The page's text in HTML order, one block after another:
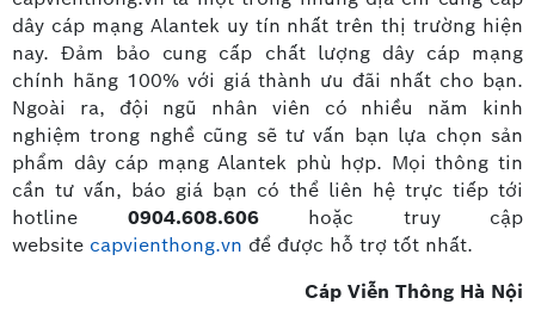
dây cáp mạng Alantek uy tín nhất trên thị trường hiện
nay. Đảm bảo cung cấp chất lượng dây cáp mạng
chính hãng 100% với giá thành ưu đãi nhất cho bạn.
Ngoài ra, đội ngũ nhân viên có nhiều năm kinh
nghiệm trong nghề cũng sẽ tư vấn bạn lựa chọn sản
phẩm dây cáp mạng Alantek phù hợp. Mọi thông tin
cần tư vấn, báo giá bạn có thể liên hệ trực tiếp tới
hotline 0904.608.606hoặc truy cập
website capvienthong.vn để được hỗ trợ tốt nhất.
Cáp Viễn Thông Hà Nội